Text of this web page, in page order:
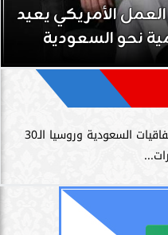
الأمريكي يعيد
نحو السعودية
سامر شقير: اتفاقيات السعودية وروسيا الـ30